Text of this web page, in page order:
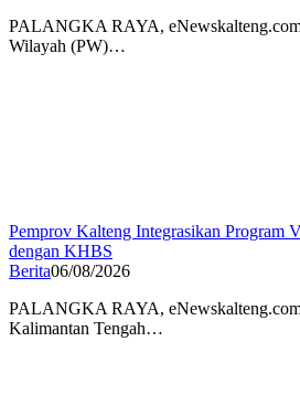
PALANGKA RAYA,
Wilayah (PW)…
Pemprov Kalteng Integrasikan Program
dengan KHBS
Berita06/08/2026
PALANGKA RAYA,
Kalimantan Tengah…